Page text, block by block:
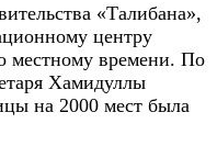
«Талибана»,
центру
местному времени. По
Хамидуллы
на 2000 мест была